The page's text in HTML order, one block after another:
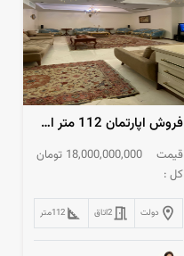
فروش اپارتمان 112 متر اختیاریه
قیمت
کل :
18,000,000,000 تومان
دولت 2اتاق 112متر